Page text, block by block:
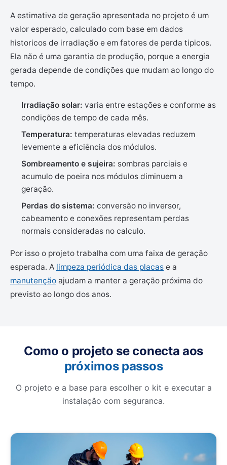
A estimativa de geração apresentada no projeto é um
valor esperado, calculado com base em dados
historicos de irradiação e em fatores de perda tipicos.
Ela não é uma garantia de produção, porque a energia
gerada depende de condições que mudam ao longo do
tempo.
Irradiação solar: varia entre estações e conforme as
condições de tempo de cada mês.
Temperatura: temperaturas elevadas reduzem
levemente a eficiência dos módulos.
Sombreamento e sujeira: sombras parciais e
acumulo de poeira nos módulos diminuem a
geração.
Perdas do sistema: conversão no inversor,
cabeamento e conexões representam perdas
normais consideradas no calculo.
Por isso o projeto trabalha com uma faixa de geração
esperada. A limpeza periódica das placas e a
manutenção ajudam a manter a geração próxima do
previsto ao longo dos anos.
Como o projeto se conecta aos
próximos passos
O projeto e a base para escolher o kit e executar a
instalação com seguranca.